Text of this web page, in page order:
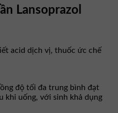
Lansoprazol
acid dịch vị, thuốc ức chế
độ tối đa trung bình đạt
khi uống, với sinh khả dụng